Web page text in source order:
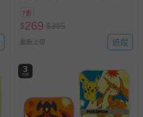
7折
$269 $385
最新上架 追蹤